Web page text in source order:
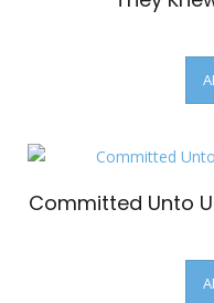
Committed Unto